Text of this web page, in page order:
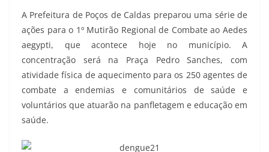
A Prefeitura de Poços de Caldas preparou uma série de
ações para o 1º Mutirão Regional de Combate ao Aedes
aegypti, que acontece hoje no município. A
concentração será na Praça Pedro Sanches, com
atividade física de aquecimento para os 250 agentes de
combate a endemias e comunitários de saúde e
voluntários que atuarão na panfletagem e educação em
saúde.